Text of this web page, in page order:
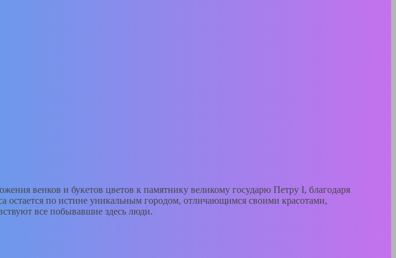
венков и букетов цветов к памятнику великому государю Петру I, благодаря
остается по истине уникальным городом, отличающимся своими красотами,
все побывавшие здесь люди.